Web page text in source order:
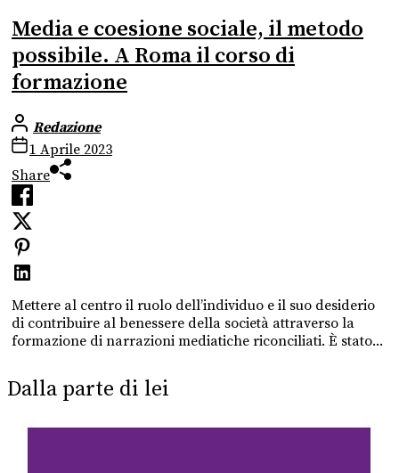
Media e coesione sociale, il metodo
possibile. A Roma il corso di
formazione
Redazione
1 Aprile 2023
Share
Mettere al centro il ruolo dell’individuo e il suo desiderio
di contribuire al benessere della società attraverso la
formazione di narrazioni mediatiche riconciliati. È stato...
Dalla parte di lei